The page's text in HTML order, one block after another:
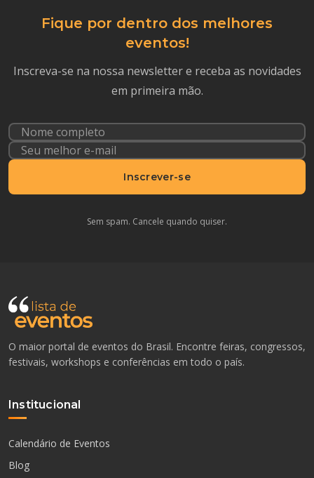
Fique por dentro dos melhores
eventos!
Inscreva-se na nossa newsletter e receba as novidades
em primeira mão.
Inscrever-se
Sem spam. Cancele quando quiser.
O maior portal de eventos do Brasil. Encontre feiras, congressos,
festivais, workshops e conferências em todo o país.
Institucional
Calendário de Eventos
Blog